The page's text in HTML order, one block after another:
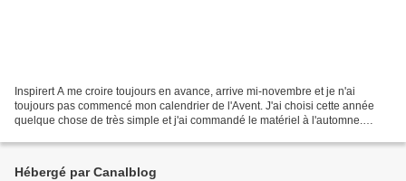
Inspirert A me croire toujours en avance, arrive mi-novembre et je n'ai
toujours pas commencé mon calendrier de l'Avent. J'ai choisi cette année
quelque chose de très simple et j'ai commandé le matériel à l'automne.
Hébergé par Canalblog